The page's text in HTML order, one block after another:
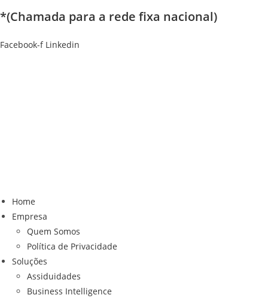
*(Chamada para a rede fixa nacional)
Facebook-f Linkedin
Home
Empresa
Quem Somos
Política de Privacidade
Soluções
Assiduidades
Business Intelligence